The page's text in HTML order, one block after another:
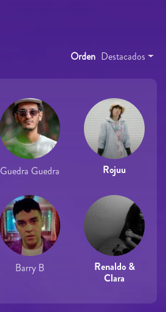
Orden Destacados
Guedra Guedra Rojuu
Barry B
Renaldo &
Clara